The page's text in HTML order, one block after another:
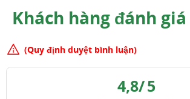
Khách hàng đánh giá
(Quy định duyệt bình luận)
4,8/5